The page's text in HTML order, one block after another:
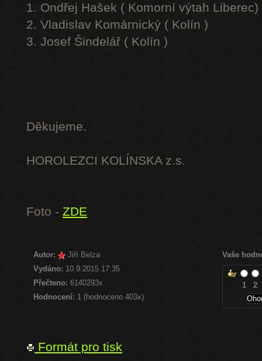
1. Ondřej Hašek ( Komorní výtah Liberec)
2. Vladislav Komárnický ( Kolín )
3. Josef Šindelář ( Kolín )
Děkujeme.
HOROLEZCI KOLÍNSKA z.s.
Foto - ZDE
Autor:
Jiří Belza
Vydáno: 10.9.2015 17:35
Přečteno:6140293x
Hodnocení: 1 (hodnoceno 403x)
Vaše
1 2
Formát pro tisk